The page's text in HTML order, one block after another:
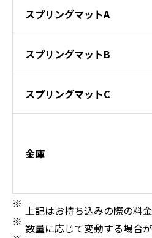
スプリングマットA
スプリングマットB
スプリングマットC
金庫
上記はお持ち込みの際の料
数量に応じて変動する場合が